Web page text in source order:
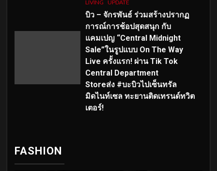
LIVING UPDATE
บิว – จักรพันธ์ ร่วมสร้างปรากฏ
การณ์การช้อปสุดสนุก กับ
แคมเปญ “Central Midnight
Sale”ในรูปแบบ On The Way
Live ครั้งแรก! ผ่าน Tik Tok
Central Department
Storeส่ง #บะบิวไปเซ็นทรัล
มิดไนท์เซล ทะยานติดเทรนด์ทวิต
เตอร์!
FASHION